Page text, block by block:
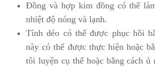
Đồng và hợp kim đồng có thể
nhiệt độ nóng và lạnh.
Tính dẻo có thể được phục hồi
này có thể được thực hiện hoặc
tôi luyện cụ thể hoặc bằng cách ủ